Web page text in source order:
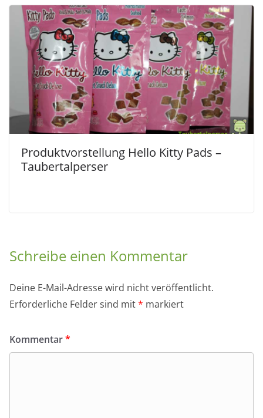
Produktvorstellung Hello Kitty Pads –
Taubertalperser
Schreibe einen Kommentar
Deine E-Mail-Adresse wird nicht veröffentlicht.
Erforderliche Felder sind mit* markiert
Kommentar*